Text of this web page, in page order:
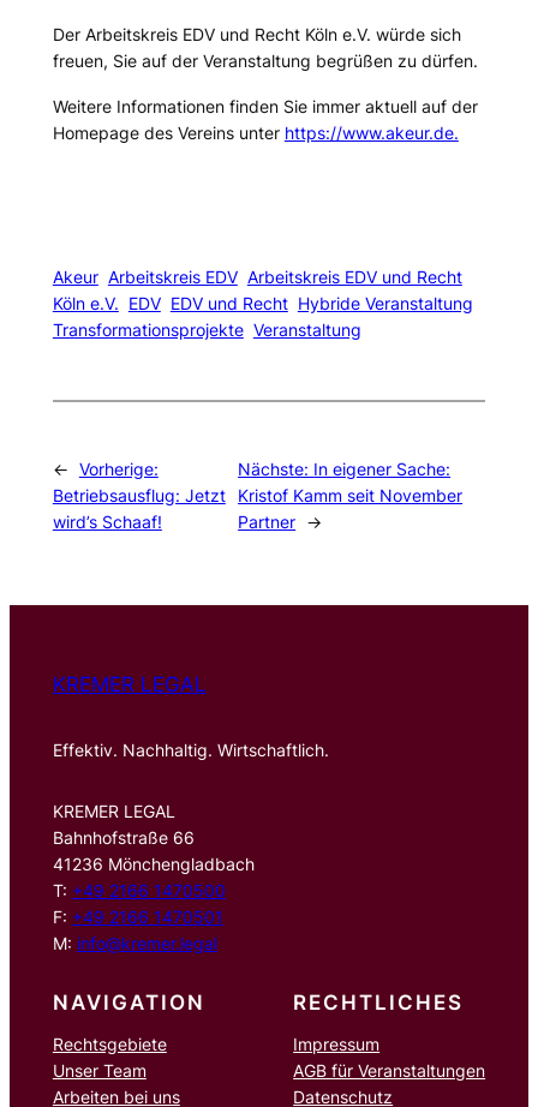
Der Arbeitskreis EDV und Recht Köln e.V. würde sich
freuen, Sie auf der Veranstaltung begrüßen zu dürfen.
Weitere Informationen finden Sie immer aktuell auf der
Homepage des Vereins unter https://www.akeur.de.
Akeur Arbeitskreis EDV Arbeitskreis EDV und Recht
Köln e.V. EDV EDV und Recht Hybride Veranstaltung
Transformationsprojekte Veranstaltung
← Vorherige:
Betriebsausflug: Jetzt
wird’s Schaaf!
Nächste: In eigener Sache:
Kristof Kamm seit November
Partner →
KREMER LEGAL
Effektiv. Nachhaltig. Wirtschaftlich.
KREMER LEGAL
Bahnhofstraße 66
41236 Mönchengladbach
T: +49 2166 1470500
F: +49 2166 1470501
M: info@kremer.legal
NAVIGATION
Rechtsgebiete
Unser Team
Arbeiten bei uns
RECHTLICHES
Impressum
AGB für Veranstaltungen
Datenschutz